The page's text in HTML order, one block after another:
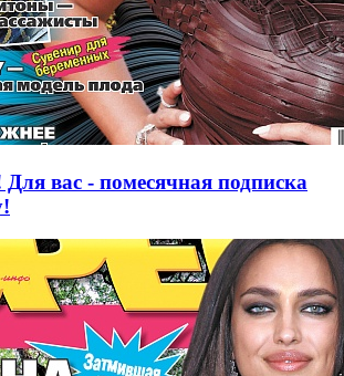
Для вас - помесячная подписка